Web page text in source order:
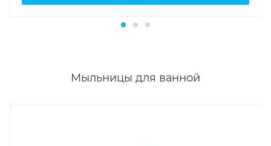
Мыльницы для ванной